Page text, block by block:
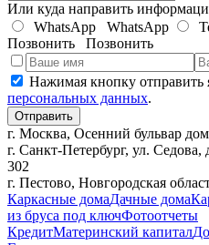
Или куда направить
WhatsApp
WhatsApp
Позвонить
Позвонить
Нажимая кнопку отправить
персональных данных.
Отправить
г. Москва, Осенний бульвар
г. Санкт-Петербург, ул.
302
г. Пестово, Новгородская
Каркасные домаДачные дома
из бруса под ключФотоотчеты
КредитМатеринский капитал